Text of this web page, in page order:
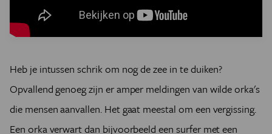
Heb je intussen schrik om nog de zee in te duiken?
Opvallend genoeg zijn er amper meldingen van wilde orka's
die mensen aanvallen. Het gaat meestal om een vergissing.
Een orka verwart dan bijvoorbeeld een surfer met een